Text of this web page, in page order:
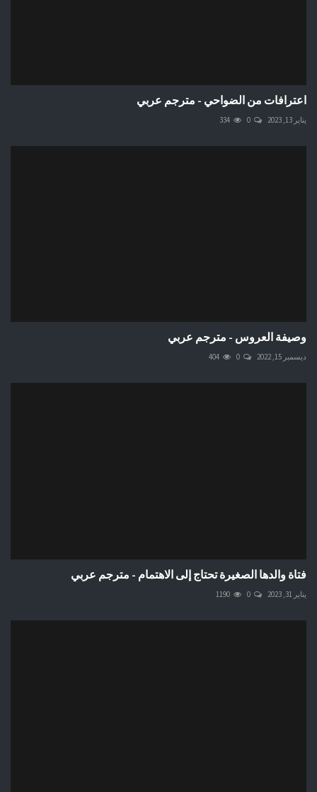
اعترافات من الضواحي - مترجم عربي
يناير 13, 2023 0
334
وصيفة العروس - مترجم عربي
ديسمبر 15, 2022 0
404
فتاة والدها الصغيرة تحتاج إلى الاهتمام - مترجم عربي
يناير 31, 2023 0
1190